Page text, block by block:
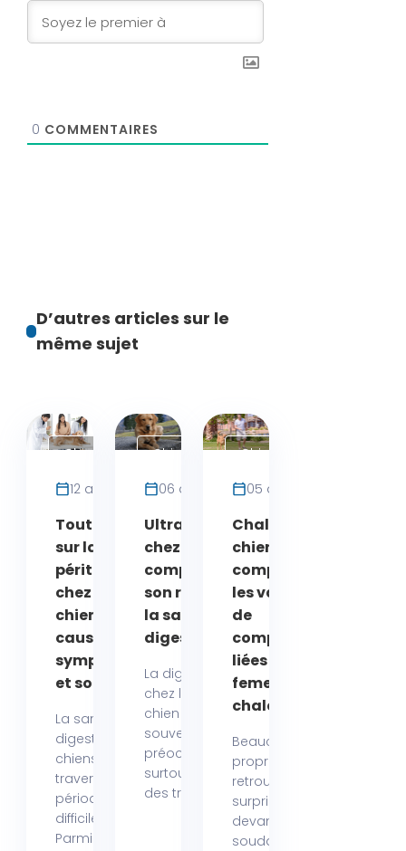
0 COMMENTAIRES
D’autres articles sur le
même sujet
Chien
12 avril 2026
Tout savoir
sur la
péritonite
chez le
chien :
causes,
symptômes
et solutions
La santé
digestive des
chiens peut
traverser des
périodes
difficiles.
Parmi les...
Chien
06 avril 2026
Ultra levure
chez le chien :
comprendre
son rôle pour
la santé
digestive
La digestion
chez le
chien soulève
souvent des
préoccupations,
surtout lorsque
des troubles...
Chien
05 avril 2026
Chaleur chez le
chien mâle :
comprendre
les variations
de
comportement
liées aux
femelles en
chaleur
Beaucoup de
propriétaires se
retrouvent parfois
surpris
devant l’agitation
soudaine de leur...